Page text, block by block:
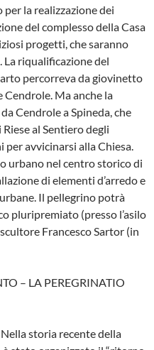
la realizzazione dei
del complesso della Casa
progetti, che saranno
riqualificazione del
percorreva da giovinetto
Cendrole. Ma anche la
Cendrole a Spineda, che
al Sentiero degli
per avvicinarsi alla Chiesa.
urbano nel centro storico di
di elementi d’arredo e
Il pellegrino potrà
pluripremiato (presso l’asilo
Francesco Sartor (in
– LA PEREGRINATIO
storia recente della